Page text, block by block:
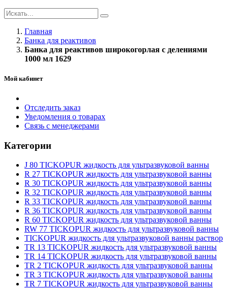
Главная
Банка для реактивов
Банка для реактивов широкогорлая с делениями
1000 мл 1629
Мой кабинет
Отследить заказ
Уведомления о товарах
Связь с менеджерами
Категории
J 80 TICKOPUR жидкость для ультразвуковой ванны
R 27 TICKOPUR жидкость для ультразвуковой ванны
R 30 TICKOPUR жидкость для ультразвуковой ванны
R 32 TICKOPUR жидкость для ультразвуковой ванны
R 33 TICKOPUR жидкость для ультразвуковой ванны
R 36 TICKOPUR жидкость для ультразвуковой ванны
R 60 TICKOPUR жидкость для ультразвуковой ванны
RW 77 TICKOPUR жидкость для ультразвуковой ванны
TICKOPUR жидкость для ультразвуковой ванны раствор
TR 13 TICKOPUR жидкость для ультразвуковой ванны
TR 14 TICKOPUR жидкость для ультразвуковой ванны
TR 2 TICKOPUR жидкость для ультразвуковой ванны
TR 3 TICKOPUR жидкость для ультразвуковой ванны
TR 7 TICKOPUR жидкость для ультразвуковой ванны